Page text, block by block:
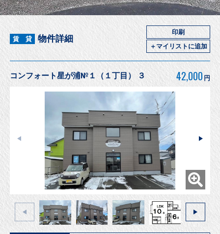
賃 貸 物件詳細
印刷
＋マイリストに追加
コンフォート星が浦№１（１丁目） ３ 42,000 円